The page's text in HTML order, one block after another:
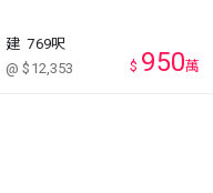
建 769呎
@ $12,353
$ 950萬